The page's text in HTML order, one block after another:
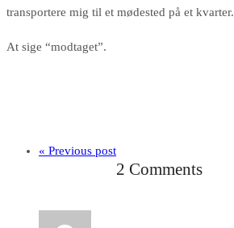
transportere mig til et mødested på et kvarter.
At sige “modtaget”.
« Previous post
2 Comments